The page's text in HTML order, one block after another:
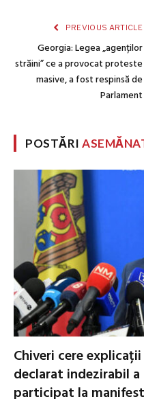
PREVIOUS ARTICLE
Georgia: Legea „agenților
străini” ce a provocat proteste
masive, a fost respinsă de
Parlament
POSTĂRI
Chiveri cere
declarat indezirabil a
participat la